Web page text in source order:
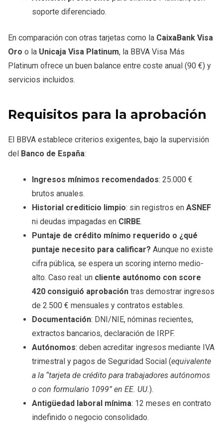
soporte diferenciado.
En comparación con otras tarjetas como la CaixaBank Visa
Oro o la Unicaja Visa Platinum, la BBVA Visa Más
Platinum ofrece un buen balance entre coste anual (90 €) y
servicios incluidos.
Requisitos para la aprobación
El BBVA establece criterios exigentes, bajo la supervisión
del
Banco de España:
Ingresos mínimos recomendados: 25.000 €
brutos anuales.
Historial crediticio limpio: sin registros en ASNEF
ni deudas impagadas en CIRBE.
Puntaje de crédito mínimo requerido o ¿qué
puntaje necesito para calificar? Aunque no existe
cifra pública, se espera un scoring interno medio-
alto. Caso real: un cliente autónomo con score
420 consiguió aprobación tras demostrar ingresos
de 2.500 € mensuales y contratos estables.
Documentación: DNI/NIE, nóminas recientes,
extractos bancarios, declaración de IRPF.
Autónomos: deben acreditar ingresos mediante IVA
trimestral y pagos de Seguridad Social (equivalente
a la “tarjeta de crédito para trabajadores autónomos
o con formulario 1099” en EE. UU.).
Antigüedad laboral mínima: 12 meses en contrato
indefinido o negocio consolidado.